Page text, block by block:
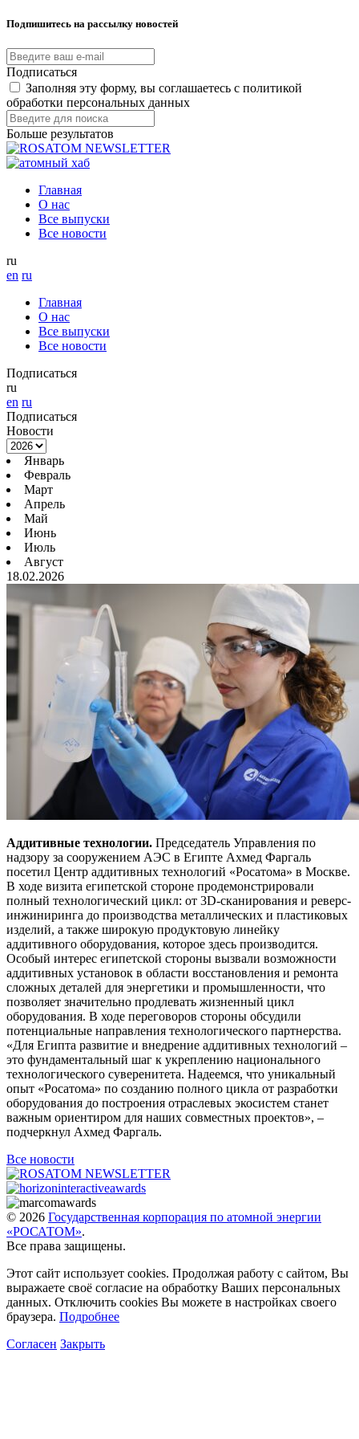
Подпишитесь на рассылку новостей
Подписаться
Заполняя эту форму, вы соглашаетесь с политикой
обработки персональных данных
Больше результатов
Главная
О нас
Все выпуски
Все новости
ru
en ru
Главная
О нас
Все выпуски
Все новости
Подписаться
ru
en ru
Подписаться
Новости
Январь
Февраль
Март
Апрель
Май
Июнь
Июль
Август
18.02.2026
Аддитивные технологии. Председатель Управления по
надзору за сооружением АЭС в Египте Ахмед Фаргаль
посетил Центр аддитивных технологий «Росатома» в Москве.
В ходе визита египетской стороне продемонстрировали
полный технологический цикл: от 3D-сканирования и реверс-
инжиниринга до производства металлических и пластиковых
изделий, а также широкую продуктовую линейку
аддитивного оборудования, которое здесь производится.
Особый интерес египетской стороны вызвали возможности
аддитивных установок в области восстановления и ремонта
сложных деталей для энергетики и промышленности, что
позволяет значительно продлевать жизненный цикл
оборудования. В ходе переговоров стороны обсудили
потенциальные направления технологического партнерства.
«Для Египта развитие и внедрение аддитивных технологий –
это фундаментальный шаг к укреплению национального
технологического суверенитета. Надеемся, что уникальный
опыт «Росатома» по созданию полного цикла от разработки
оборудования до построения отраслевых экосистем станет
важным ориентиром для наших совместных проектов», –
подчеркнул Ахмед Фаргаль.
Все новости
© 2026 Государственная корпорация по атомной энергии
«РОСАТОМ».
Все права защищены.
Этот сайт использует cookies. Продолжая работу с сайтом, Вы
выражаете своё согласие на обработку Ваших персональных
данных. Отключить cookies Вы можете в настройках своего
браузера. Подробнее
Согласен Закрыть